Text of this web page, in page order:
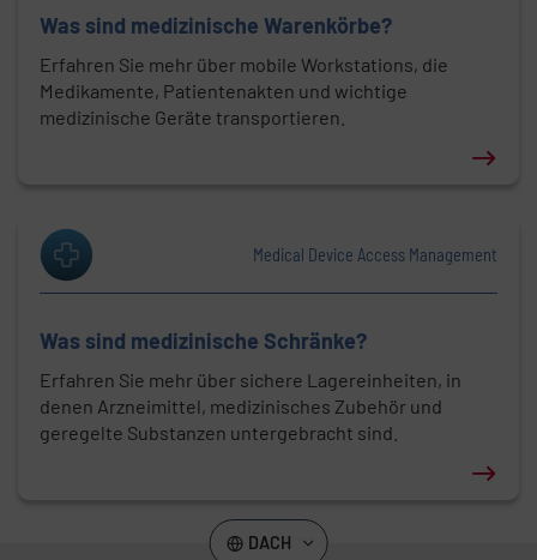
Was sind medizinische Warenkörbe?
Erfahren Sie mehr über mobile Workstations, die
Medikamente, Patientenakten und wichtige
medizinische Geräte transportieren.
Medical Device Access Management
Was sind medizinische Schränke?
Erfahren Sie mehr über sichere Lagereinheiten, in
denen Arzneimittel, medizinisches Zubehör und
geregelte Substanzen untergebracht sind.
Erfahren Sie mehr über: Was sind medizinische
DACH